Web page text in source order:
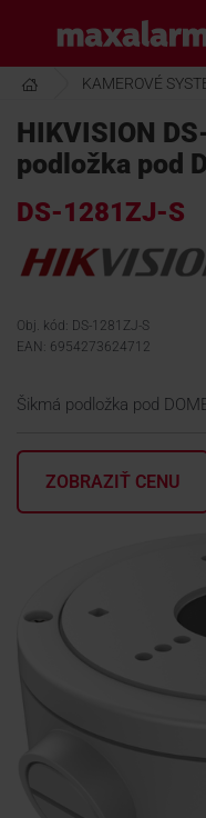
hlavnému
obsahu
www.maxalarm.sk
AKCIA MESIACA
PRODUKTY
SPOLOČNOSŤ
ŠKOLENIE
PODPORA
KAMEROVÉ
HIKVISION
podložka pod
DS-1281ZJ-S
Obj. kód: DS-1281ZJ-S
EAN: 6954273624712
Šikmá podložka pod
ZOBRAZIŤ CENU